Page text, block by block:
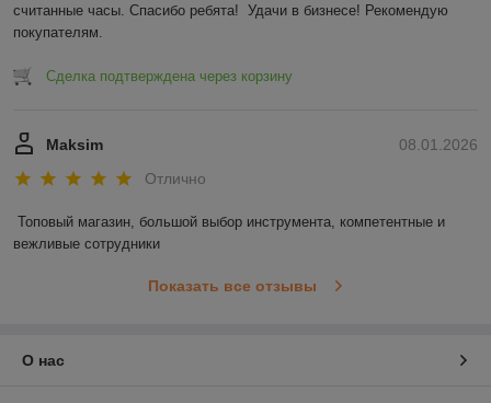
считанные часы. Спасибо ребята!  Удачи в бизнесе! Рекомендую
покупателям.
Сделка подтверждена через корзину
08.01.2026
Maksim
Отлично
Топовый магазин, большой выбор инструмента, компетентные и
вежливые сотрудники
Показать все отзывы
О нас